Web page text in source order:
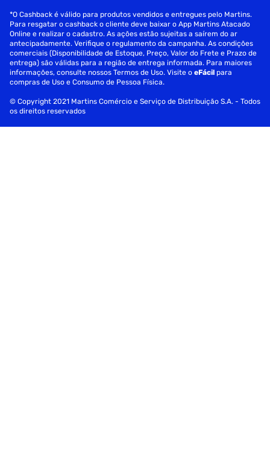
*O Cashback é válido para produtos vendidos e entregues pelo Martins.
Para resgatar o cashback o cliente deve baixar o App Martins Atacado
Online e realizar o cadastro. As ações estão sujeitas a saírem do ar
antecipadamente. Verifique o regulamento da campanha. As condições
comerciais (Disponibilidade de Estoque, Preço, Valor do Frete e Prazo de
entrega) são válidas para a região de entrega informada. Para maiores
informações, consulte nossos Termos de Uso. Visite oeFácil para
compras de Uso e Consumo de Pessoa Física.
© Copyright 2021 Martins Comércio e Serviço de Distribuição S.A. - Todos
os direitos reservados